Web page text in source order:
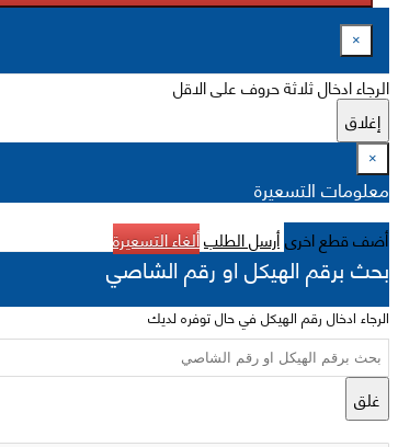
×
الرجاء ادخال ثلاثة حروف على الاقل
إغلاق
×
معلومات التسعيرة
أضف قطع اخرىأرسل الطلبألغاء التسعيرة
بحث برقم الهيكل او رقم الشاصي
الرجاء ادخال رقم الهيكل في حال توفره لديك
غلق